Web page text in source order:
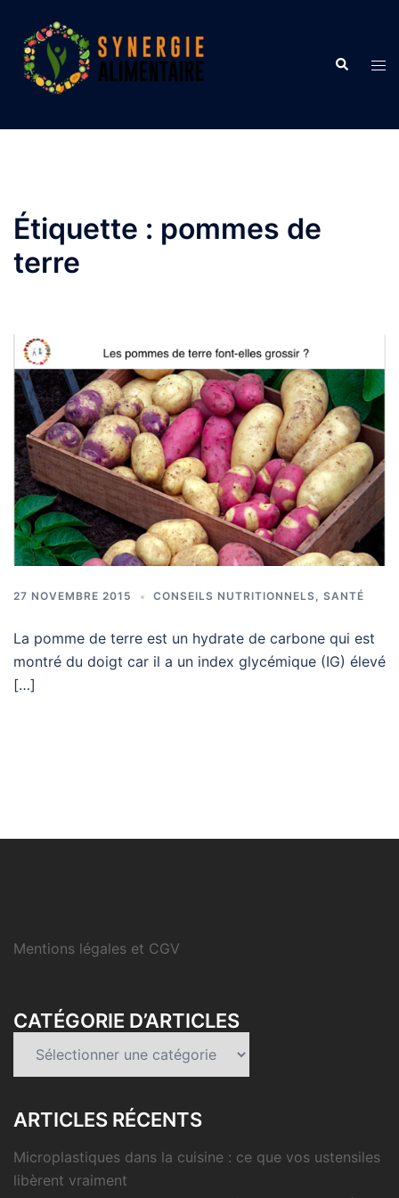
contenu
Étiquette : pommes de
terre
27 NOVEMBRE 2015 CONSEILS NUTRITIONNELS, SANTÉ
La pomme de terre est un hydrate de carbone qui est
montré du doigt car il a un index glycémique (IG) élevé
[…]
Mentions légales et CGV
CATÉGORIE D’ARTICLES
ARTICLES RÉCENTS
Microplastiques dans la cuisine : ce que vos ustensiles
libèrent vraiment